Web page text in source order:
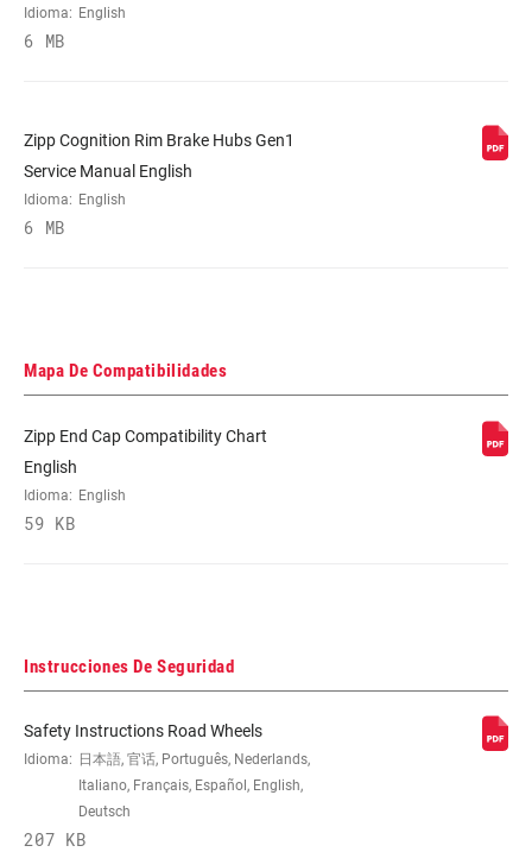
Idioma: English
6 MB
Zipp Cognition Rim Brake Hubs Gen1
Service Manual English
Idioma: English
6 MB
Mapa De Compatibilidades
Zipp End Cap Compatibility Chart
English
Idioma: English
59 KB
Instrucciones De Seguridad
Safety Instructions Road Wheels
Idioma: 日本語, 官话, Português, Nederlands,
Italiano, Français, Español, English,
Deutsch
207 KB